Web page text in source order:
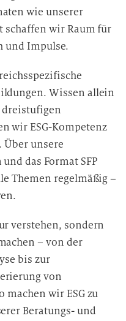
wie unserer
schaffen wir Raum für
und Impulse.
Wissen allein
wir ESG-Kompetenz
unsere
das Format SFP
Themen regelmäßig –
verstehen, sondern
– von der
bis zur
von
wir ESG zu
Beratungs- und